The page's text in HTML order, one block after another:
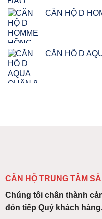
CĂN HỘ D
CĂN HỘ D
CĂN HỘ TRUNG TÂM
Chúng tôi chân thành
đón tiếp Quý khách